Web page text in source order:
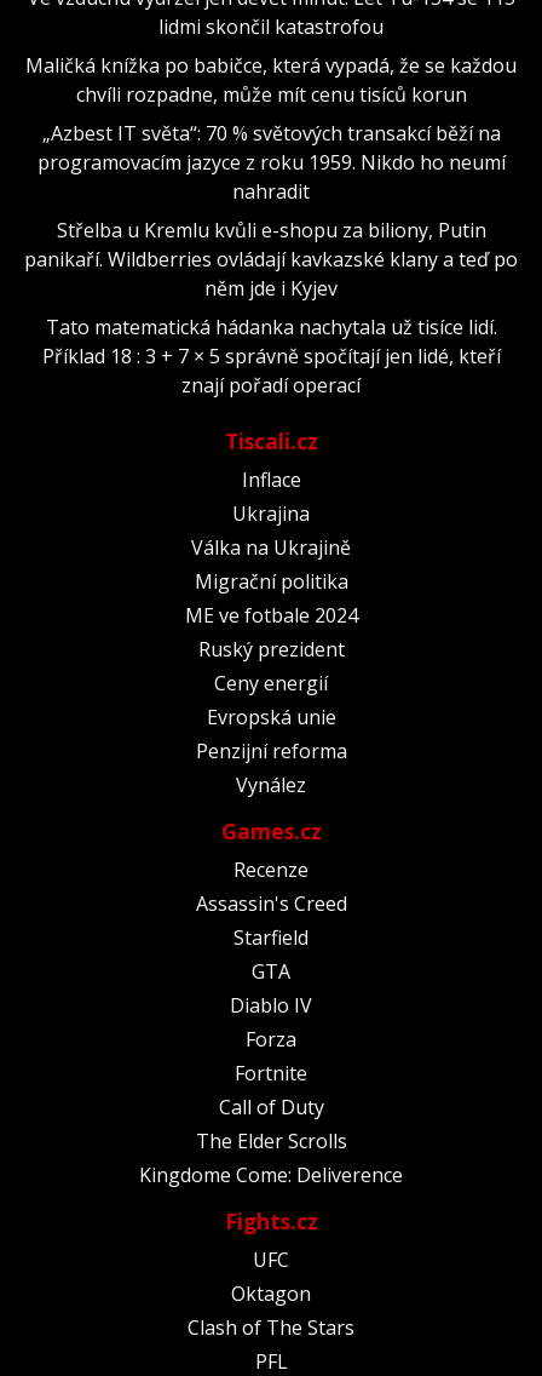
lidmi skončil katastrofou
Maličká knížka po babičce, která vypadá, že se každou
chvíli rozpadne, může mít cenu tisíců korun
„Azbest IT světa“: 70 % světových transakcí běží na
programovacím jazyce z roku 1959. Nikdo ho neumí
nahradit
Střelba u Kremlu kvůli e-shopu za biliony, Putin
panikaří. Wildberries ovládají kavkazské klany a teď po
něm jde i Kyjev
Tato matematická hádanka nachytala už tisíce lidí.
Příklad 18 : 3 + 7 × 5 správně spočítají jen lidé, kteří
znají pořadí operací
Tiscali.cz
Inflace
Ukrajina
Válka na Ukrajině
Migrační politika
ME ve fotbale 2024
Ruský prezident
Ceny energií
Evropská unie
Penzijní reforma
Vynález
Games.cz
Recenze
Assassin's Creed
Starfield
GTA
Diablo IV
Forza
Fortnite
Call of Duty
The Elder Scrolls
Kingdome Come: Deliverence
Fights.cz
UFC
Oktagon
Clash of The Stars
PFL